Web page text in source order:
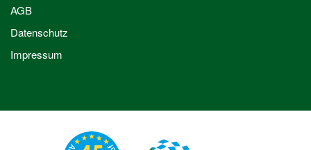
AGB
Datenschutz
Impressum